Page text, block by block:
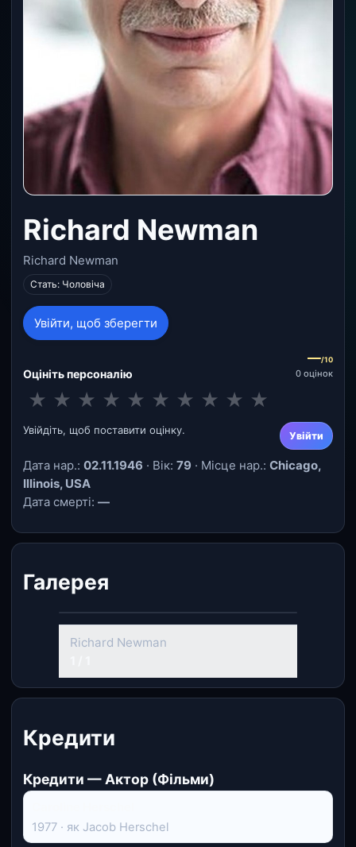
Richard Newman
Richard Newman
Стать: Чоловіча
Увійти, щоб зберегти
Оцініть персоналію
—/10
0 оцінок
★ ★ ★ ★ ★ ★ ★ ★ ★ ★
Увійдіть, щоб поставити оцінку. Увійти
Дата нар.: 02.11.1946 · Вік: 79 · Місце нар.: Chicago,
Illinois, USA
Дата смерті: —
Галерея
Richard Newman
Кредити
Кредити — Актор (Фільми)
1977 · як Jacob Herschel